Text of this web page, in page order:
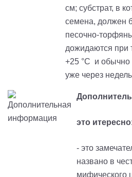
см; субстрат, в
семена, должен
песочно-
дожидаются при
+25 °C и
уже через
это
- это
названо в
мифического